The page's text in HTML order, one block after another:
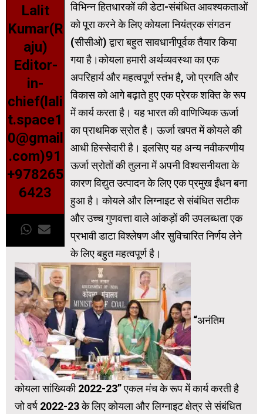
Lalit
Kumar(R
aju)
Editor-
in-
chief(lali
t.space1
0@gmail
.com)91
+978265
6423
विभिन्न हितधारकों की डेटा-संबंधित आवश्यकताओं
को पूरा करने के लिए कोयला नियंत्रक संगठन
(सीसीओ) द्वारा बहुत सावधानीपूर्वक तैयार किया
गया है।कोयला हमारी अर्थव्यवस्था का एक
अपरिहार्य और महत्वपूर्ण स्तंभ है, जो प्रगति और
विकास को आगे बढ़ाते हुए एक प्रेरक शक्ति के रूप
में कार्य करता है। यह भारत की वाणिज्यिक ऊर्जा
का प्राथमिक स्रोत है। ऊर्जा खपत में कोयले की
आधी हिस्सेदारी है। इलसिए यह अन्य नवीकरणीय
ऊर्जा स्रोतों की तुलना में अपनी विश्वसनीयता के
कारण विद्युत उत्पादन के लिए एक प्रमुख ईंधन बना
हुआ है। कोयले और लिग्नाइट से संबंधित सटीक
और उच्च गुणवत्ता वाले आंकड़ों की उपलब्धता एक
प्रभावी डाटा विश्लेषण और सुविचारित निर्णय लेने
के लिए बहुत महत्वपूर्ण है।
“अनंतिम
कोयला सांख्यिकी 2022-23” एकल मंच के रूप में कार्य करती है
जो वर्ष 2022-23 के लिए कोयला और लिग्नाइट क्षेत्र से संबंधित